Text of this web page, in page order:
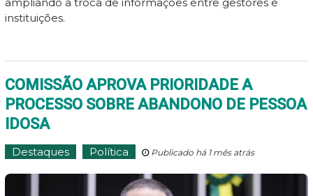
instituições.
COMISSÃO APROVA PRIORIDADE A
PROCESSO SOBRE ABANDONO DE PESSOA
IDOSA
Destaques Política Publicado há 1 mês atrás